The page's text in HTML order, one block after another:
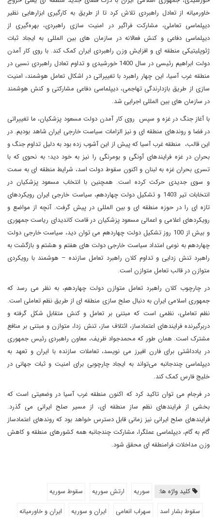
خاورمیانه از تعادل راهبردی تلاش کرد تا از طریق به کارگیری ابزارهایی نظیر
دیپلماسی تعاملی، مشارکت فراگیر در امنیت سازی راهبردی، بهره‌گیری از
دیپلماسی دفاعی و کنش فعالانه در سازمان های بین المللی به ایجاد ثبات
ژئوپلیتیکی منطقه ای و افزایش وزن راهبردی ایران کمک کند. با روی کار آمدن
دولت ابراهیم رئیسی در سال 1400 خورشیدی و تداوم تعادل راهبردی نسبی در
منطقه غرب آسیا، این چهار راهبرد با تغییراتی در اشکال تعامل هوشمند، امنیت
سازی از طریق بازدارندگی تهاجمی، دیپلماسی دفاعی مشارکتی و کنش هوشمند
در سازمان های بین المللی اجرایی شد.
با آغاز جنگ در غزه و سپس روی کار آمدن دولت مسعود پزشکیان، ما تغییراتی
در فضا و روندهای منطقه ای و نیز الزامات سیاست خارجی ایران شاهد بودیم. در
این قالب، منطقه غرب آسیا که پیش از این آشوب زده بود به دلیل تداوم جنگ و
بحران در غزه فرایندهای آونگی و بومرنگی را نیز به خود دید؛ به نحوی که با
تسری بحران غزه به لبنان و اکنون سقوط دولت اسد، شرایط منطقه ای به سمت
و سوی جدیدی حرکت کرده است. همچنین با انتخاب مسعود پزشکیان در
انتخابات تیر 1403 و تشکیل دولت چهاردهم، سیاست خارجی ایران رویکردهای
تازه ای را در حوزه منطقه ای و بین المللی در پیش گرفت. آنچه از مواضع و
رویکردهای اعلامی و اعمالی مسعود پزشکیان در قامت کاندیدای ریاست جمهوری
و بیش از 100 روز تشکیل دولت چهاردهم می توان دید، سیاست خارجی دولت
چهاردهم به نوعی امتداد سیاست خارجی دولت های هفتم و هشتم و بازگشت به
راهبرد تنش زدایی و تداوم کلان راهبرد تعامل سازنده – هوشمند با رویکردی
متوازن در قالب تعامل متوازن است.
در چارچوب کلان راهبرد تعامل متوازن دولت چهاردهم، به نظر می رسد که
جمهوری اسلامی ایران به دنبال صلح سازی منطقه ای از طریق نظم تعاملی است.
نظم تعاملی، نظمی است که مبتنی بر تعامل و کنش متقابل شکل گرفته و
دربرگیرنده فرایندهای اعتمادساز، ائتلاف ساز، تنش زدا، متوازن و مبتنی بر منافع
مشترک است. همان طور که محمدجواد ظریف، معاون راهبردی رئیس جمهوری
در یادداشتی برای فارن افیرز می نویسد، تعاملات سازنده با ایران و تعهد به
دیپلماسی چندجانبه می‌تواند به ایجاد چارچوبی برای امنیت و ثبات جهانی در
خلیج فارس کمک کند.
در فرجام می توان تاکید کرد که اکنون منطقه غرب آسیا در وضعیتی است که
بخشی از فرایندهای نظم ساز منطقه ای، از مسیر صلح ایرانی می گذرد.
فرایندهای صلح ایرانی نیز زمانی قابل دسترس خواهد بود که روندهای اعتمادساز
گام به گام، دیپلماسی عملگرا، مشارکت چندجانبه همه کشورهای منطقه و کاهش
وزن مداخلات فرامنطقه ای محقق شود.
کلید واژه ها: سوریه ارتش سوریه
سقوط سوریه
سقوط بشار اسد
سهراب انعامی ایران و سوریه
ایران و خاورمیانه